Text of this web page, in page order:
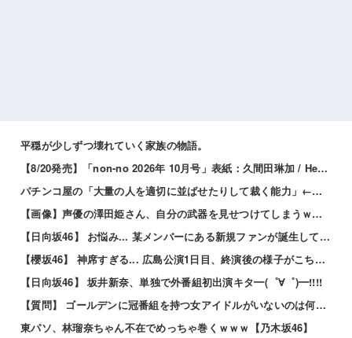
平穏が少しずつ壊れていく家族の物語。
【8/20発売】「non-no 2026年 10月号」表紙：久間田琳加 / Hearts2Hearts
パチンコ屋の「大量の人を適切に並ばせたりして裁く能力」←これガチで凄いよなｗｗｗ
【画像】声優の澤田姫さん、自分の武器を見せつけてしまうｗｗｗｗ
【日向坂46】 お悩み... 某メンバーにある新規ファンが誕生していた
【櫻坂46】 神席すぎる... 広島公演1日目、終演後の様子がこちら【全国ツアー2026 What’s lonesome?】
【日向坂46】 坂井新奈、単独で外番組初出演キタ━(゜∀゜)━!!!!
【質問】 ゴールデンに冠番組を持つ女アイドルがいないのは何故なのか？
東パソ、林瑠奈ちゃん不在でめっちゃ巻くｗｗｗ【乃木坂46】